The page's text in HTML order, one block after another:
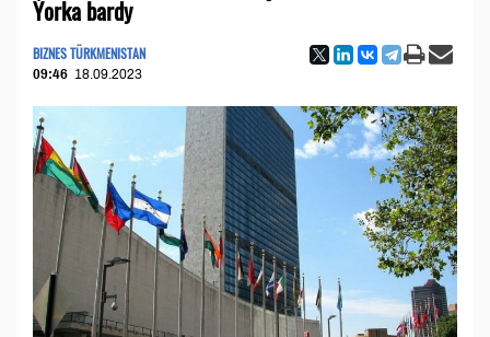
Ýorka bardy
BIZNES TÜRKMENISTAN
09:46 18.09.2023